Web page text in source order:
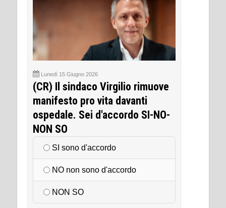
Lunedì 15 Giugno 2026
(CR) Il sindaco Virgilio rimuove
manifesto pro vita davanti
ospedale. Sei d'accordo SI-NO-
NON SO
SI sono d'accordo
NO non sono d'accordo
NON SO